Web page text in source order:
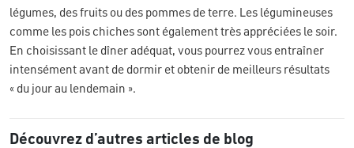
légumes, des fruits ou des pommes de terre. Les légumineuses
comme les pois chiches sont également très appréciées le soir.
En choisissant le dîner adéquat, vous pourrez vous entraîner
intensément avant de dormir et obtenir de meilleurs résultats
« du jour au lendemain ».
Découvrez d’autres articles de blog